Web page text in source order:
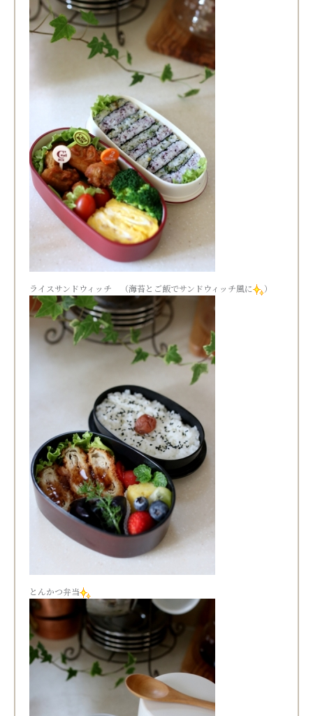
ライスサンドウィッチ （海苔とご飯でサンドウィッチ風に ）
とんかつ弁当